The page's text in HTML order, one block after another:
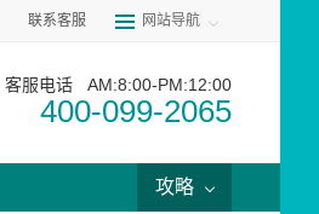
联系客服 网站导航
客服电话 AM:8:00-PM:12:00
400-099-2065
攻略